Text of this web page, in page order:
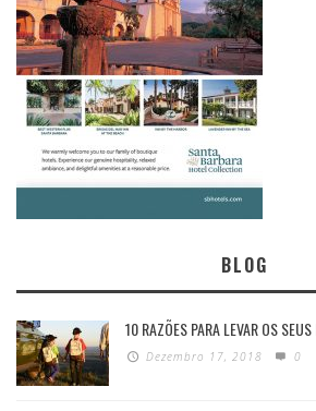
BLOG
10 RAZÕES PARA LEVAR OS
Dezembro 17, 2018 0